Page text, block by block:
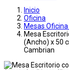
Inicio
Oficina
Mesas
Mesa
(Ancho) x 50
Cambrian